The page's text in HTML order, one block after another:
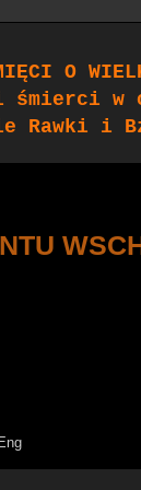
O
w
Rawki i
Eng